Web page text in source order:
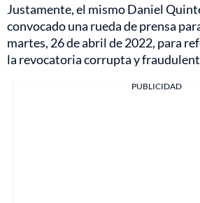
Justamente, el mismo Daniel
convocado una rueda de prensa
martes, 26 de abril de 2022, para
la revocatoria corrupta y
PUBLICIDAD